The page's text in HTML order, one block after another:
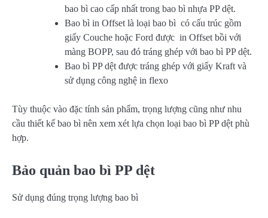
bao bì cao cấp nhất trong bao bì nhựa PP dệt.
Bao bì in Offset là loại bao bì có cấu trúc gồm
giấy Couche hoặc Ford được in Offset bồi với
màng BOPP, sau đó tráng ghép với bao bì PP dệt.
Bao bì PP dệt được tráng ghép với giấy Kraft và
sử dụng công nghệ in flexo
Tùy thuộc vào đặc tính sản phẩm, trọng lượng cũng như nhu
cầu thiết kế bao bì nên xem xét lựa chọn loại bao bì PP dệt phù
hợp.
Bảo quản bao bì PP dệt
Sử dụng đúng trọng lượng bao bì